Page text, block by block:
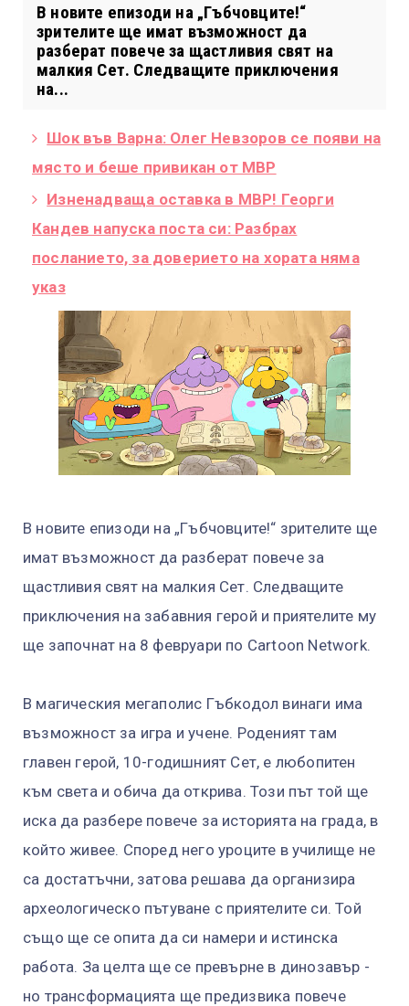
В новите епизоди на „Гъбчовците!“
зрителите ще имат възможност да
разберат повече за щастливия свят на
малкия Сет. Следващите приключения
на...
Шок във Варна: Олег Невзоров се появи на
място и беше привикан от МВР
Изненадваща оставка в МВР! Георги
Кандев напуска поста си: Разбрах
посланието, за доверието на хората няма
указ
В новите епизоди на „Гъбчовците!“ зрителите ще
имат възможност да разберат повече за
щастливия свят на малкия Сет. Следващите
приключения на забавния герой и приятелите му
ще започнат на 8 февруари по Cartoon Network.
В магическия мегаполис Гъбкодол винаги има
възможност за игра и учене. Роденият там
главен герой, 10-годишният Сет, е любопитен
към света и обича да открива. Този път той ще
иска да разбере повече за историята на града, в
който живее. Според него уроците в училище не
са достатъчни, затова решава да организира
археологическо пътуване с приятелите си. Той
също ще се опита да си намери и истинска
работа. За целта ще се превърне в динозавър -
но трансформацията ще предизвика повече